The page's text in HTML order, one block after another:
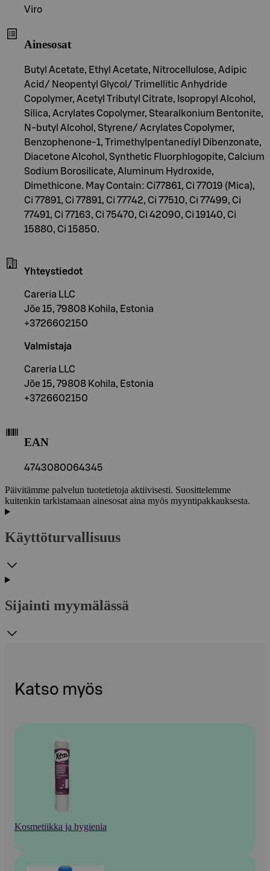
Viro
Ainesosat
Butyl Acetate, Ethyl Acetate, Nitrocellulose, Adipic
Acid/ Neopentyl Glycol/ Trimellitic Anhydride
Copolymer, Acetyl Tributyl Citrate, Isopropyl Alcohol,
Silica, Acrylates Copolymer, Stearalkonium Bentonite,
N-butyl Alcohol, Styrene/ Acrylates Copolymer,
Benzophenone-1, Trimethylpentanediyl Dibenzonate,
Diacetone Alcohol, Synthetic Fluorphlogopite, Calcium
Sodium Borosilicate, Aluminum Hydroxide,
Dimethicone. May Contain: Ci77861, Ci 77019 (Mica),
Ci 77891, Ci 77891, Ci 77742, Ci 77510, Ci 77499, Ci
77491, Ci 77163, Ci 75470, Ci 42090, Ci 19140, Ci
15880, Ci 15850.
Yhteystiedot
Careria LLC
Jõe 15, 79808 Kohila, Estonia
+3726602150
Valmistaja
Careria LLC
Jõe 15, 79808 Kohila, Estonia
+3726602150
EAN
4743080064345
Päivitämme palvelun tuotetietoja aktiivisesti. Suosittelemme
kuitenkin tarkistamaan ainesosat aina myös myyntipakkauksesta.
Käyttöturvallisuus
Sijainti myymälässä
Katso myös
Kosmetiikka ja hygienia